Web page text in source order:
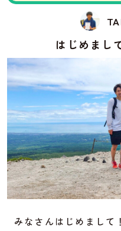
はじめまし
みなさんはじめまして！